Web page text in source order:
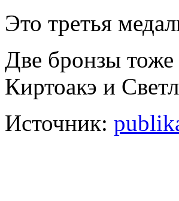
Это третья
Две бронзы тоже
Киртоакэ и
Источник: